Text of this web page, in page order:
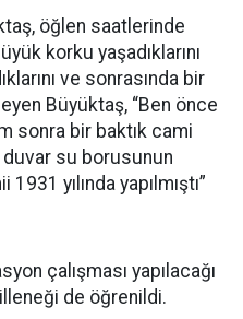
öğlen saatlerinde
korku yaşadıklarını
ve sonrasında bir
Büyüktaş, “Ben önce
sonra bir baktık cami
duvar su borusunun
yılında yapılmıştı”
çalışması yapılacağı
de öğrenildi.